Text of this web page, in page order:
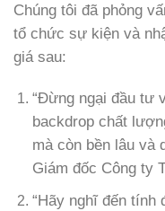
Chúng tôi đã phỏng
tổ chức sự kiện và
giá sau:
“Đừng ngại đầu tư
backdrop chất
mà còn bền lâu và
Giám đốc Công ty
“Hãy nghĩ đến